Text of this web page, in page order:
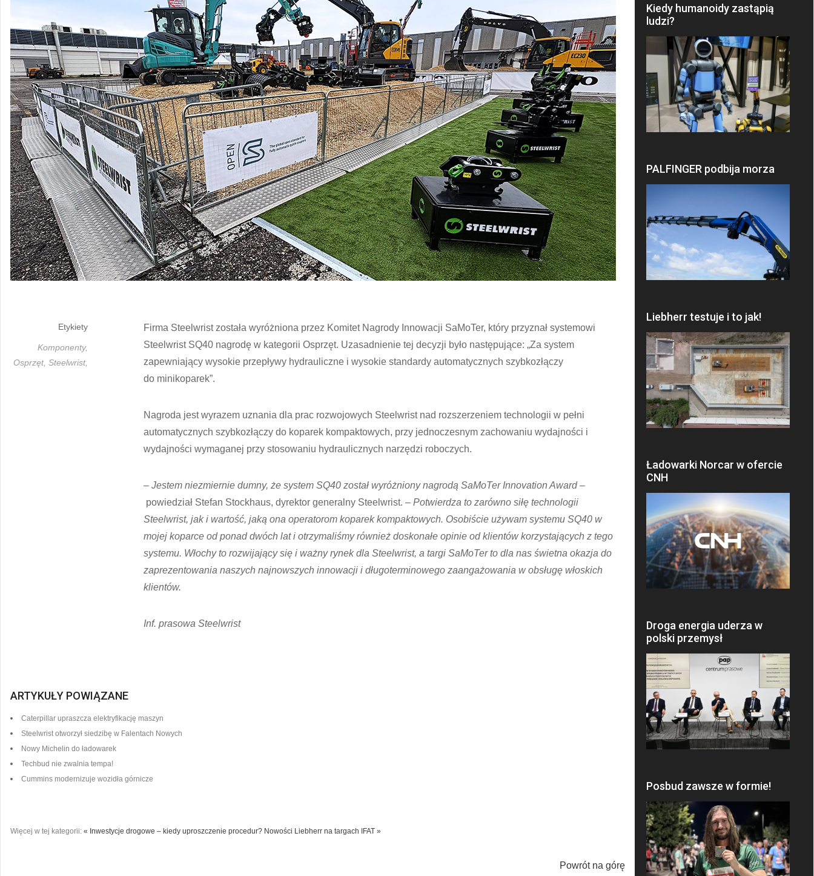
Etykiety
Komponenty,
Osprzęt, Steelwrist,
Firma Steelwrist została wyróżniona przez Komitet Nagrody Innowacji SaMoTer, który przyznał systemowi
Steelwrist SQ40 nagrodę w kategorii Osprzęt. Uzasadnienie tej decyzji było następujące: „Za system
zapewniający wysokie przepływy hydrauliczne i wysokie standardy automatycznych szybkozłączy
do minikoparek”.
Nagroda jest wyrazem uznania dla prac rozwojowych Steelwrist nad rozszerzeniem technologii w pełni
automatycznych szybkozłączy do koparek kompaktowych, przy jednoczesnym zachowaniu wydajności i
wydajności wymaganej przy stosowaniu hydraulicznych narzędzi roboczych.
– Jestem niezmiernie dumny, że system SQ40 został wyróżniony nagrodą SaMoTer Innovation Award –
powiedział Stefan Stockhaus, dyrektor generalny Steelwrist. – Potwierdza to zarówno siłę technologii
Steelwrist, jak i wartość, jaką ona operatorom koparek kompaktowych. Osobiście używam systemu SQ40 w
mojej koparce od ponad dwóch lat i otrzymaliśmy również doskonałe opinie od klientów korzystających z tego
systemu. Włochy to rozwijający się i ważny rynek dla Steelwrist, a targi SaMoTer to dla nas świetna okazja do
zaprezentowania naszych najnowszych innowacji i długoterminowego zaangażowania w obsługę włoskich
klientów.
Inf. prasowa Steelwrist
ARTYKUŁY POWIĄZANE
Caterpillar upraszcza elektryfikację maszyn
Steelwrist otworzył siedzibę w Falentach Nowych
Nowy Michelin do ładowarek
Techbud nie zwalnia tempa!
Cummins modernizuje wozidła górnicze
Więcej w tej kategorii: « Inwestycje drogowe – kiedy uproszczenie procedur? Nowości Liebherr na targach IFAT »
Powrót na górę
Kiedy humanoidy zastąpią
ludzi?
PALFINGER podbija morza
Liebherr testuje i to jak!
Ładowarki Norcar w ofercie
CNH
Droga energia uderza w
polski przemysł
Posbud zawsze w formie!